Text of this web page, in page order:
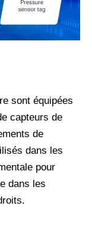
sont équipées
capteurs de
de
dans les
pour
dans les